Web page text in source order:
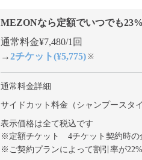
MEZONなら定額でいつでも23
通常料金¥7,480/1回
→2チケット(¥5,775) ※
通常料金詳細
サイドカット料金（シャンプースタ
表示価格は全て税込です
※定額チケット 4チケット契約時の
※ご契約プランによって割引率が22